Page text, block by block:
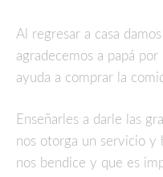
Al regresar a casa
agradecemos a papá
ayuda a comprar la
Enseñarles a darle las
nos otorga un servicio y
nos bendice y que es